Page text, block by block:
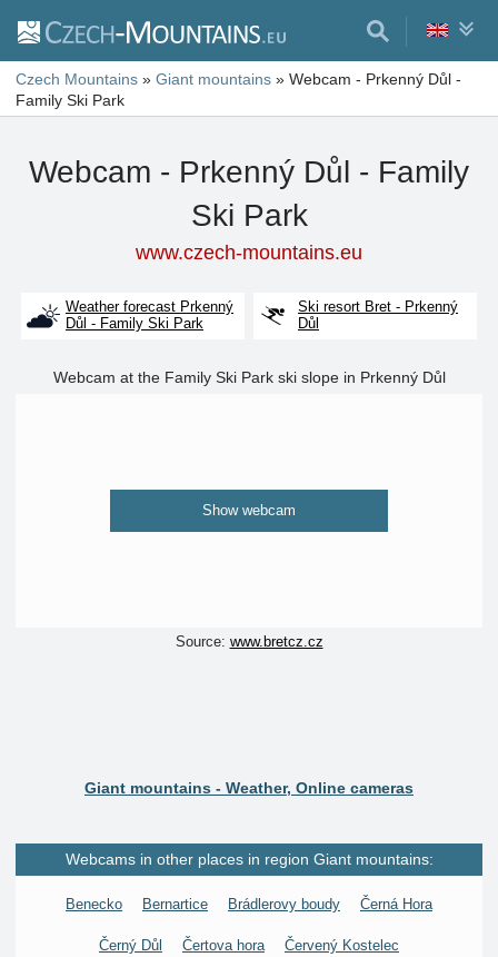
Czech Mountains » Giant mountains » Webcam - Prkenný Důl -
Family Ski Park
Webcam - Prkenný Důl - Family
Ski Park
www.czech-mountains.eu
Weather forecast Prkenný
Důl - Family Ski Park
Ski resort Bret - Prkenný
Důl
Webcam at the Family Ski Park ski slope in Prkenný Důl
Show webcam
Source: www.bretcz.cz
Giant mountains - Weather, Online cameras
Webcams in other places in region Giant mountains:
Benecko Bernartice Brádlerovy boudy Černá Hora
Černý Důl Čertova hora Červený Kostelec